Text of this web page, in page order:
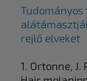
rejlő elveket
1. Ortonne, J.